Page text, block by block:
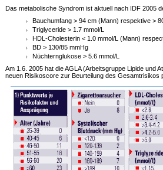
Das metabolische Syndrom ist aktuell nach IDF 2005
Bauchumfang > 94 cm (Mann) respektive >
Triglyceride > 1.7 mmol/L
HDL-Cholesterin < 1.0 mmol/L (Mann)
BD > 130/85 mmHg
Nüchternglukose > 5.6 mmol/L
Am 1.6. 2005 hat die AGLA (Arbeitsgruppe Lipide und
neuen Risikoscore zur Beurteilung des Gesamtrisikos